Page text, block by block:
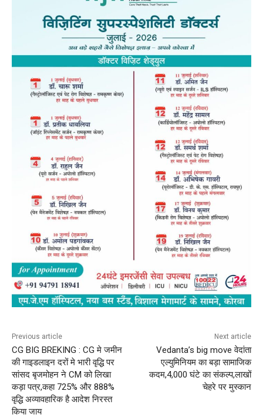
Previous article
CG BIG BREKING : CG मे जमीन
की गाइडलाइन दरों मे भारी वृद्धि पर
सांसद बृजमोहन ने CM को लिखा
कड़ा पत्र,कहा 725% और 888%
वृद्धि अव्यावहारिक है आदेश निरस्त
किया जाय
Next article
Vedanta’s big move वेदांता
एल्युमिनियम का बड़ा सामाजिक
कदम,4,000 घंटे का संकल्प,लाखों
चेहरे पर मुस्कान